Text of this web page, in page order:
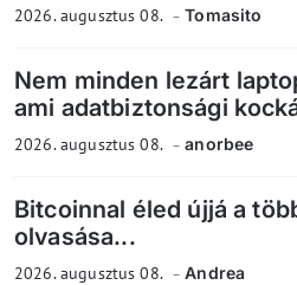
2026. augusztus 08. Tomasito
Nem minden lezárt
ami adatbiztonsági
2026. augusztus 08. anorbee
Bitcoinnal éled újjá a
olvasása...
2026. augusztus 08. Andrea